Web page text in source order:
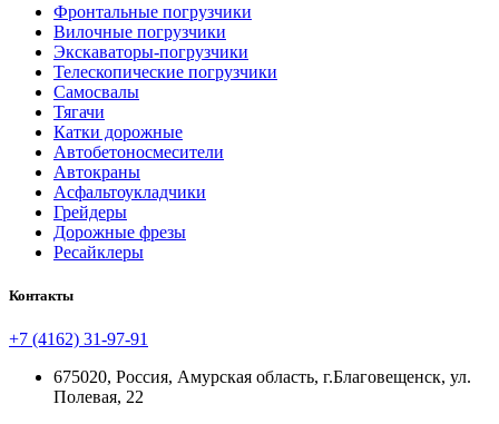
Фронтальные погрузчики
Вилочные погрузчики
Экскаваторы-погрузчики
Телескопические погрузчики
Самосвалы
Тягачи
Катки дорожные
Автобетоносмесители
Автокраны
Асфальтоукладчики
Грейдеры
Дорожные фрезы
Ресайклеры
Контакты
+7 (4162) 31-97-91
675020, Россия, Амурская область, г.Благовещенск, ул.
Полевая, 22